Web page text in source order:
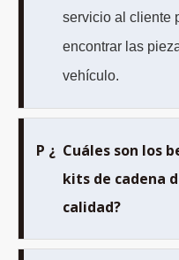
servicio al cliente
encontrar las
vehículo.
P ¿ Cuáles son los
kits de cadena
calidad?